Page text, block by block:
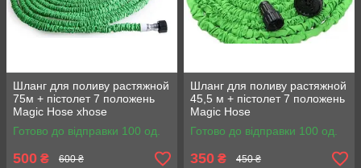
Шланг для поливу растяжной
75м + пістолет 7 положень
Magic Hose xhose
Готово до відправки 100 од.
500 ₴ 600 ₴
Шланг для поливу растяжной
45,5 м + пістолет 7 положень
Magic Hose
Готово до відправки 100 од.
350 ₴ 450 ₴